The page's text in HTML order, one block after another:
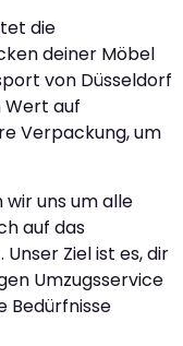
die
deiner Möbel
von Düsseldorf
Wert auf
Verpackung, um
wir uns um alle
auf das
Ziel ist es, dir
Umzugsservice
Bedürfnisse